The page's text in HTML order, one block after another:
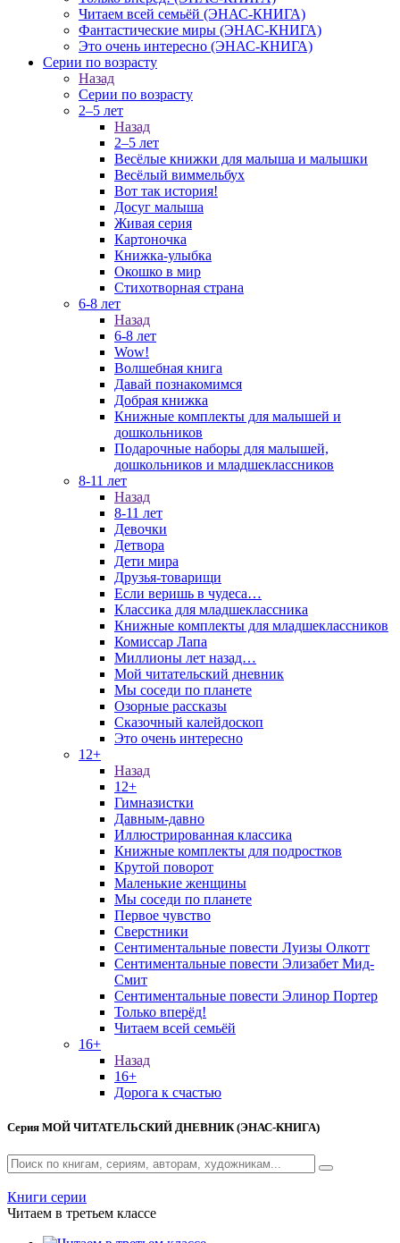
Читаем всей семьёй (ЭНАС-КНИГА)
Фантастические миры (ЭНАС-КНИГА)
Это очень интересно (ЭНАС-КНИГА)
Серии по возрасту
Назад
Серии по возрасту
2–5 лет
Назад
2–5 лет
Весёлые книжки для малыша и малышки
Весёлый виммельбух
Вот так история!
Досуг малыша
Живая серия
Картоночка
Книжка-улыбка
Окошко в мир
Стихотворная страна
6-8 лет
Назад
6-8 лет
Wow!
Волшебная книга
Давай познакомимся
Добрая книжка
Книжные комплекты для малышей и
дошкольников
Подарочные наборы для малышей,
дошкольников и младшеклассников
8-11 лет
Назад
8-11 лет
Девочки
Детвора
Дети мира
Друзья-товарищи
Если веришь в чудеса…
Классика для младшеклассника
Книжные комплекты для младшеклассников
Комиссар Лапа
Миллионы лет назад…
Мой читательский дневник
Мы соседи по планете
Озорные рассказы
Сказочный калейдоскоп
Это очень интересно
12+
Назад
12+
Гимназистки
Давным-давно
Иллюстрированная классика
Книжные комплекты для подростков
Крутой поворот
Маленькие женщины
Мы соседи по планете
Первое чувство
Сверстники
Сентиментальные повести Луизы Олкотт
Сентиментальные повести Элизабет Мид-
Смит
Сентиментальные повести Элинор Портер
Только вперёд!
Читаем всей семьёй
16+
Назад
16+
Дорога к счастью
Серия МОЙ ЧИТАТЕЛЬСКИЙ ДНЕВНИК (ЭНАС-КНИГА)
Книги серии
Читаем в третьем классе